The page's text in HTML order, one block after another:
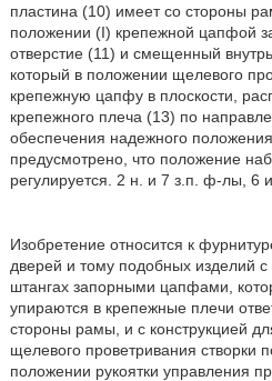
пластина (10) имеет со стороны
положении (I) крепежной цапфой
отверстие (11) и смещенный
который в положении щелевого
крепежную цапфу в плоскости,
крепежного плеча (13) по
обеспечения надежного
предусмотрено, что положение
регулируется. 2 н. и 7 з.п. ф-лы, 6
Изобретение относится к
дверей и тому подобных изделий
штангах запорными цапфами,
упираются в крепежные плечи
стороны рамы, и с конструкцией
щелевого проветривания створки
положении рукоятки управления